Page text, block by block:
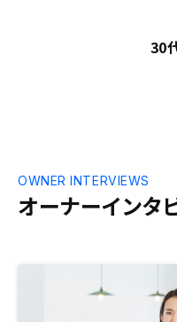
30
オーナーインタ
OWNER INTERVIEWS